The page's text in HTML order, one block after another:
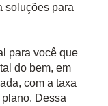
soluções para
para você que
do bem, em
com a taxa
Dessa